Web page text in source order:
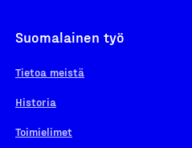
Suomalainen työ
Tietoa meistä
Historia
Toimielimet